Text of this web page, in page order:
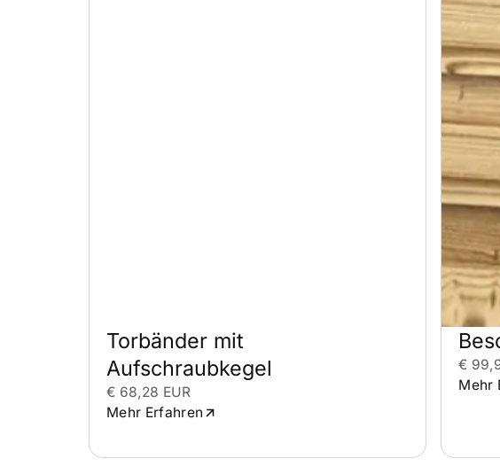
Torbänder mit
Aufschraubkegel
€ 68,28 EUR
Mehr Erfahren
€
Mehr